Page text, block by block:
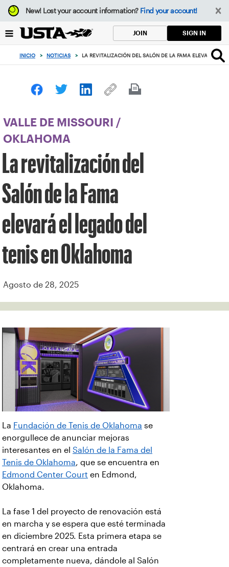
Enfoque
desde
botón
volver
principio
New!Lost your account information? Find your account!
JOIN SIGN IN
INICIO > NOTICIAS > LA REVITALIZACIÓN DEL SALÓN DE LA FAMA ELEVARÁ EL
VALLE DE MISSOURI
/
OKLAHOMA
La revitalización del
Salón de la Fama
elevará el legado del
tenis en Oklahoma
Agosto de 28, 2025
La Fundación de Tenis de Oklahoma se
enorgullece de anunciar mejoras
interesantes en el Salón de la Fama del
Tenis de Oklahoma, que se encuentra en
Edmond Center Court en Edmond,
Oklahoma.
La fase 1 del proyecto de renovación está
en marcha y se espera que esté terminada
en diciembre 2025. Esta primera etapa se
centrará en crear una entrada
completamente nueva, dándole al Salón